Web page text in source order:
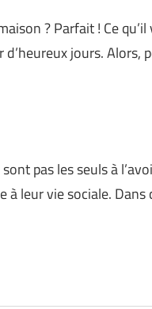
? Parfait ! Ce qu’il
jours. Alors,
pas les seuls à
à leur vie sociale.